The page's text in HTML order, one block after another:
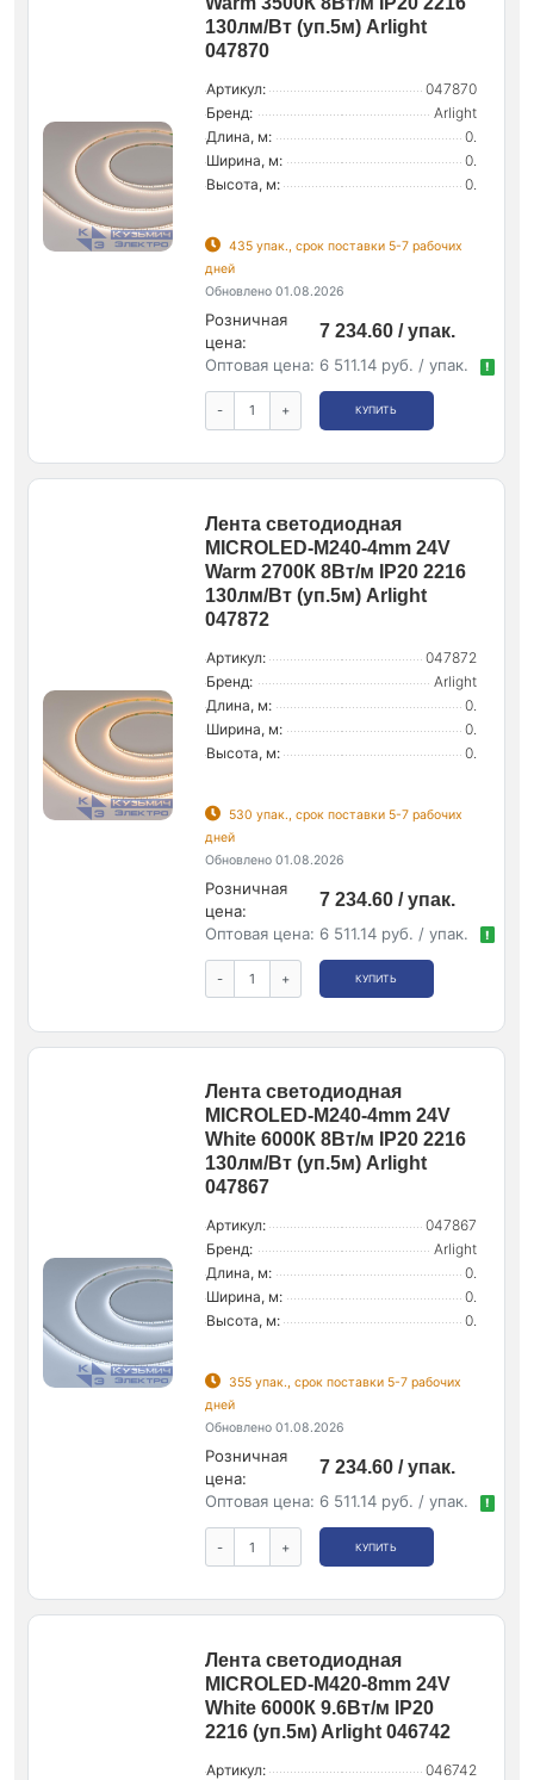
130лм/Вт (уп.5м) Arlight
047870
Артикул:
047870
Бренд:
Arlight
Длина, м:
0.
Ширина, м:
0.
Высота, м:
0.
435 упак., срок поставки 5-7 рабочих
дней
Обновлено 01.08.2026
Розничная
цена:
7 234.60 / упак.
Оптовая цена: 6 511.14 руб. / упак. !
- + КУПИТЬ
Лента светодиодная
MICROLED-M240-4mm 24V
Warm 2700К 8Вт/м IP20 2216
130лм/Вт (уп.5м) Arlight
047872
Артикул:
047872
Бренд:
Arlight
Длина, м:
0.
Ширина, м:
0.
Высота, м:
0.
530 упак., срок поставки 5-7 рабочих
дней
Обновлено 01.08.2026
Розничная
цена:
7 234.60 / упак.
Оптовая цена: 6 511.14 руб. / упак. !
- + КУПИТЬ
Лента светодиодная
MICROLED-M240-4mm 24V
White 6000К 8Вт/м IP20 2216
130лм/Вт (уп.5м) Arlight
047867
Артикул:
047867
Бренд:
Arlight
Длина, м:
0.
Ширина, м:
0.
Высота, м:
0.
355 упак., срок поставки 5-7 рабочих
дней
Обновлено 01.08.2026
Розничная
цена:
7 234.60 / упак.
Оптовая цена: 6 511.14 руб. / упак. !
- + КУПИТЬ
Лента светодиодная
MICROLED-M420-8mm 24V
White 6000К 9.6Вт/м IP20
2216 (уп.5м) Arlight 046742
Артикул:
046742